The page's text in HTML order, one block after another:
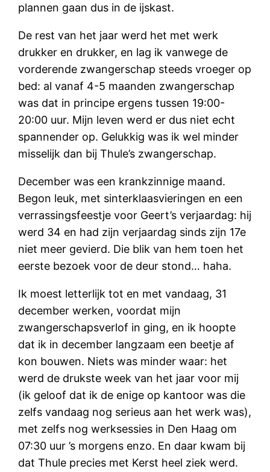
plannen gaan dus in de ijskast.
De rest van het jaar werd het met werk
drukker en drukker, en lag ik vanwege de
vorderende zwangerschap steeds vroeger op
bed: al vanaf 4-5 maanden zwangerschap
was dat in principe ergens tussen 19:00-
20:00 uur. Mijn leven werd er dus niet echt
spannender op. Gelukkig was ik wel minder
misselijk dan bij Thule’s zwangerschap.
December was een krankzinnige maand.
Begon leuk, met sinterklaasvieringen en een
verrassingsfeestje voor Geert’s verjaardag: hij
werd 34 en had zijn verjaardag sinds zijn 17e
niet meer gevierd. Die blik van hem toen het
eerste bezoek voor de deur stond… haha.
Ik moest letterlijk tot en met vandaag, 31
december werken, voordat mijn
zwangerschapsverlof in ging, en ik hoopte
dat ik in december langzaam een beetje af
kon bouwen. Niets was minder waar: het
werd de drukste week van het jaar voor mij
(ik geloof dat ik de enige op kantoor was die
zelfs vandaag nog serieus aan het werk was),
met zelfs nog werksessies in Den Haag om
07:30 uur ’s morgens enzo. En daar kwam bij
dat Thule precies met Kerst heel ziek werd.